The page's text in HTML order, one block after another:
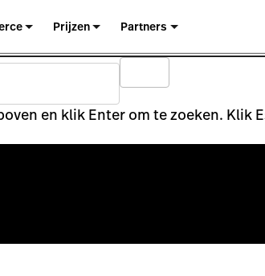
Prijzen Partners
en klik Enter om te zoeken. Klik